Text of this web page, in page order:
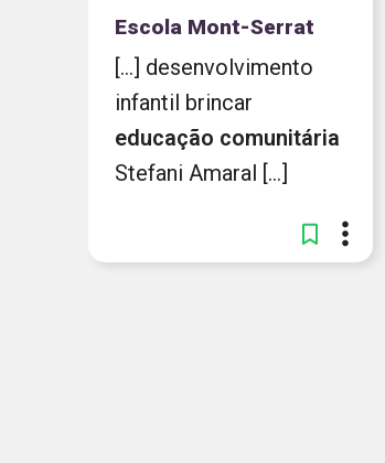
Escola Mont-Serrat
[...] desenvolvimento
infantil brincar
educação comunitária
Stefani Amaral [...]